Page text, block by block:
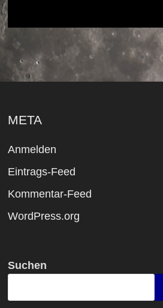
META
Anmelden
Eintrags-Feed
Kommentar-Feed
WordPress.org
Suchen